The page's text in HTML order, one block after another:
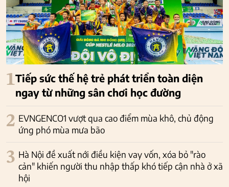
1Tiếp sức thế hệ trẻ phát triển toàn diện
ngay từ những sân chơi học đường
2 EVNGENCO1 vượt qua cao điểm mùa khô, chủ động
ứng phó mùa mưa bão
3 Hà Nội đề xuất nới điều kiện vay vốn, xóa bỏ "rào
cản" khiến người thu nhập thấp khó tiếp cận nhà ở xã
hội